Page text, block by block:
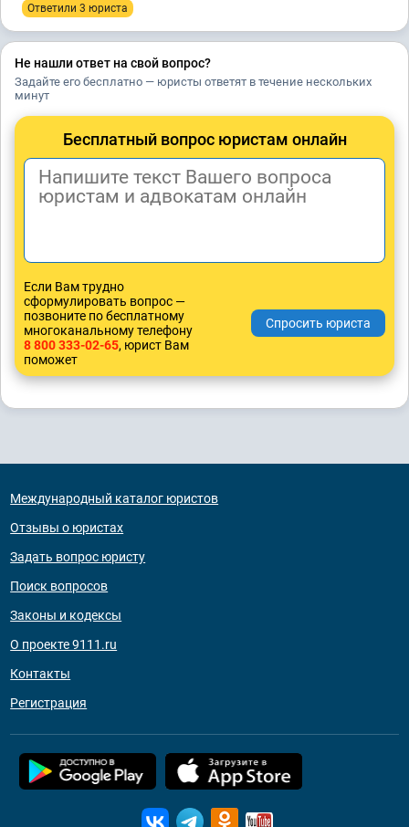
Ответили 3 юристa
Не нашли ответ на свой вопрос?
Задайте его бесплатно — юристы ответят в течение нескольких
минут
Бесплатный вопрос юристам онлайн
Если Вам трудно
сформулировать вопрос —
позвоните по бесплатному
многоканальному телефону
8 800 333-02-65, юрист Вам
поможет
Международный каталог юристов
Отзывы о юристах
Задать вопрос юристу
Поиск вопросов
Законы и кодексы
О проекте 9111.ru
Контакты
Регистрация